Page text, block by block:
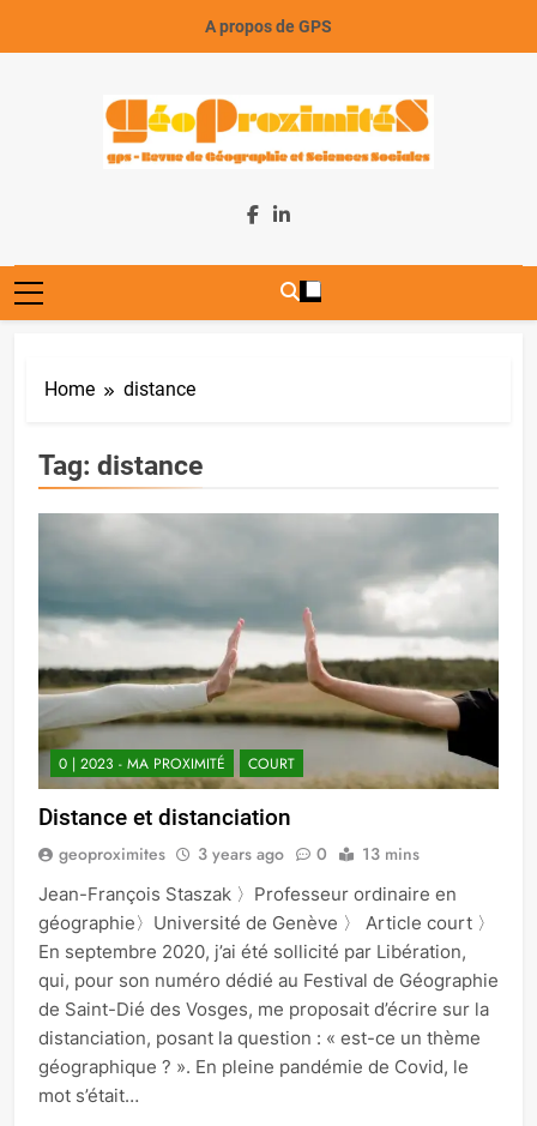
A propos de GPS
GeoProximiteS
Home distance
Tag: distance
0 | 2023 - MA PROXIMITÉ COURT
Distance et distanciation
geoproximites 3 years ago 0 13 mins
Jean-François Staszak 〉Professeur ordinaire en
géographie〉Université de Genève 〉 Article court 〉
En septembre 2020, j’ai été sollicité par Libération,
qui, pour son numéro dédié au Festival de Géographie
de Saint-Dié des Vosges, me proposait d’écrire sur la
distanciation, posant la question : « est-ce un thème
géographique ? ». En pleine pandémie de Covid, le
mot s’était…